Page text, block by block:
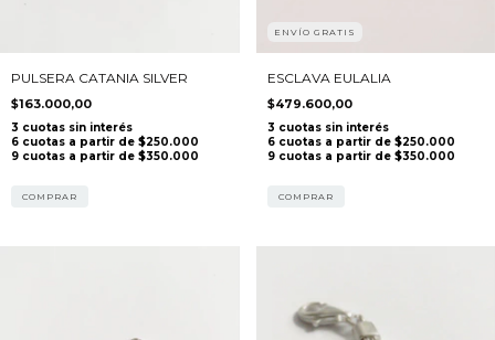
PULSERA CATANIA SILVER
$163.000,00
COMPRAR
ENVÍO GRATIS
ESCLAVA EULALIA
$479.600,00
COMPRAR